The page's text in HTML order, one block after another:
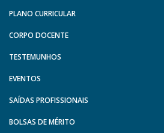
PLANO CURRICULAR
CORPO DOCENTE
TESTEMUNHOS
EVENTOS
SAÍDAS PROFISSIONAIS
BOLSAS DE MÉRITO